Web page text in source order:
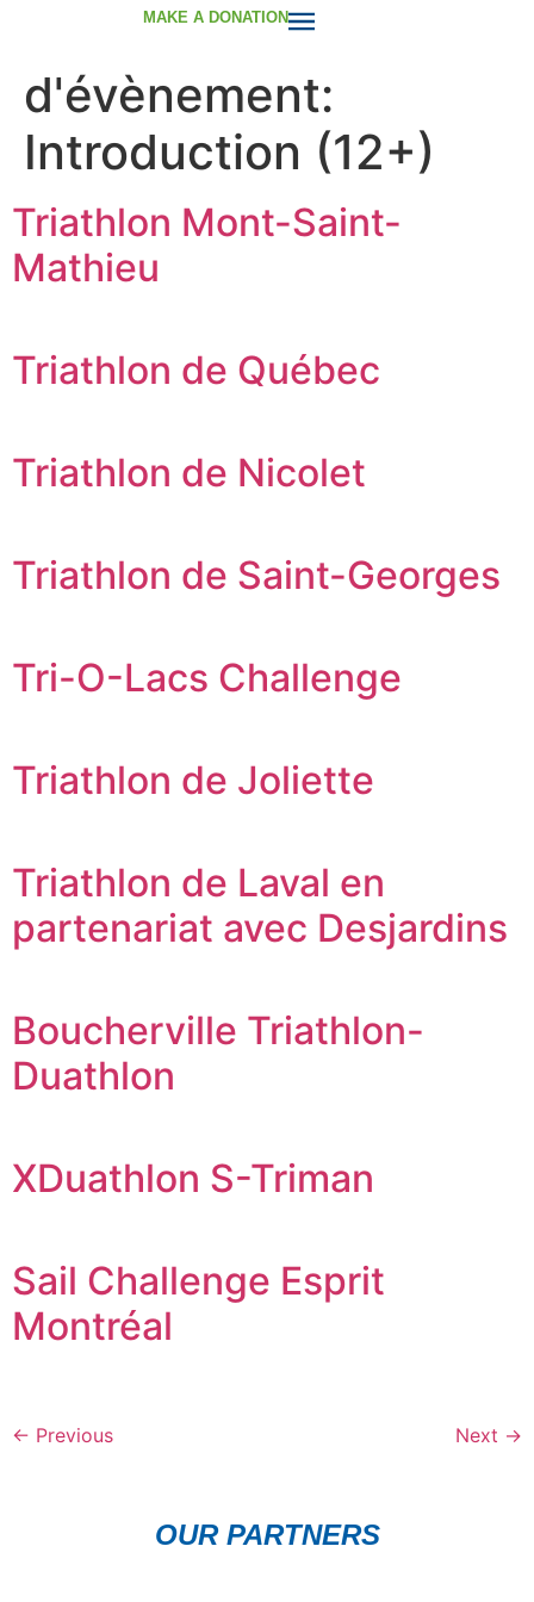
MAKE A DONATION
Catégorie
d'évènement:
Introduction (12+)
Triathlon Mont-Saint-
Mathieu
Triathlon de Québec
Triathlon de Nicolet
Triathlon de Saint-Georges
Tri-O-Lacs Challenge
Triathlon de Joliette
Triathlon de Laval en
partenariat avec Desjardins
Boucherville Triathlon-
Duathlon
XDuathlon S-Triman
Sail Challenge Esprit
Montréal
← Previous Next →
OUR PARTNERS